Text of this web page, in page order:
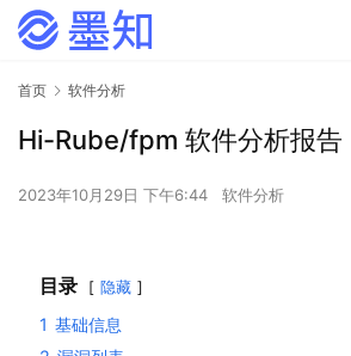
首页 软件分析
Hi-Rube/fpm 软件分析报告
2023年10月29日 下午6:44 软件分析
目录 隐藏
1 基础信息